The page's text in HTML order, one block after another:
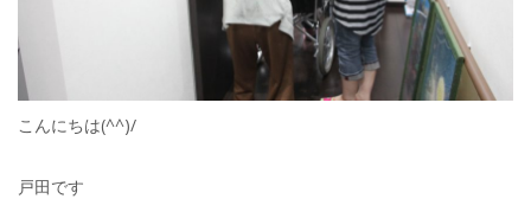
こんにちは(^^)/
戸田です